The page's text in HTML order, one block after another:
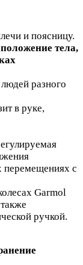
и поясницу.
тела,
разного
в руке,
с
Garmol
ручкой.